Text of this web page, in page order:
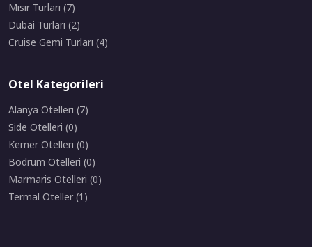
Mısır Turları (7)
Dubai Turları (2)
Cruise Gemi Turları (4)
Otel Kategorileri
Alanya Otelleri (7)
Side Otelleri (0)
Kemer Otelleri (0)
Bodrum Otelleri (0)
Marmaris Otelleri (0)
Termal Oteller (1)